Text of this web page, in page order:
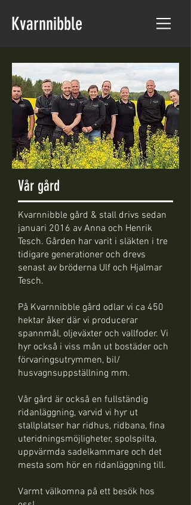
Kvarnnibble
Vår gård
Kvarnnibble gård & stall drivs sedan
januari 2016 av Anna och Henrik
Tesch. Gården har varit i släkten i tre
tidigare generationer och drevs
senast av bröderna Ulf och Hjalmar
Tesch.
På Kvarnnibble gård odlar vi ca 450
hektar åker där vi producerar
spannmål, oljeväxter och vallfoder. Vi
hyr också i viss mån ut bostäder och
förvaringsutrymmen, bil/
husvagnsuppställning mm.
Vår gård är också en fullständig
ridanläggning, varvid vi hyr ut
stallplatser har ridhus, ridbana, fina
uteridningsmöjligheter, spolspilta,
uppvärmda sadelkammare och det
mesta som hör en ridanläggning till.
Varmt välkomna på ett besök hos